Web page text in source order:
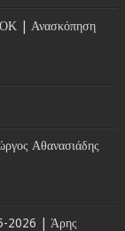
| Ανασκόπηση
Αθανασιάδης
2026 | Άρης